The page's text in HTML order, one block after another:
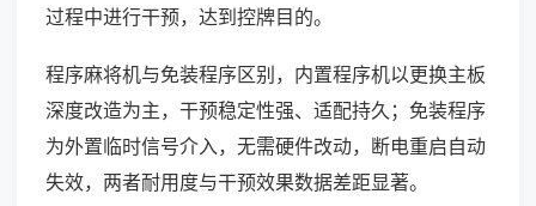
过程中进行干预，达到控牌目的。
程序麻将机与免装程序区别，内置程序机以更换主板
深度改造为主，干预稳定性强、适配持久；免装程序
为外置临时信号介入，无需硬件改动，断电重启自动
失效，两者耐用度与干预效果数据差距显著。